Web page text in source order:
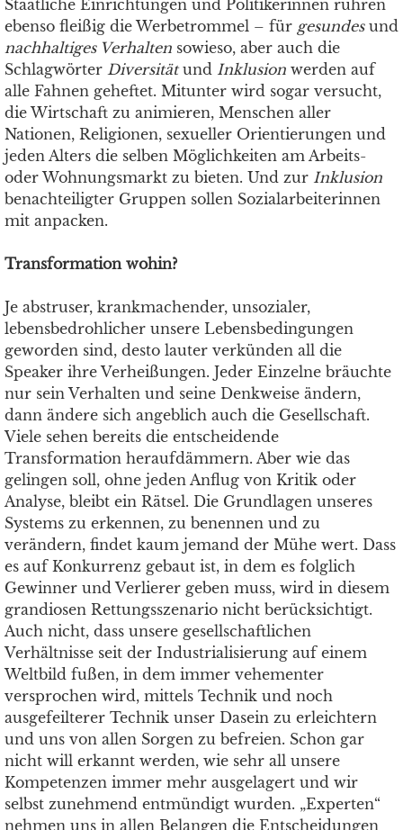
Staatliche Einrichtungen und Politikerinnen rühren
ebenso fleißig die Werbetrommel – für gesundes und
nachhaltiges Verhalten sowieso, aber auch die
Schlagwörter Diversitätund Inklusion werden auf
alle Fahnen geheftet. Mitunter wird sogar versucht,
die Wirtschaft zu animieren, Menschen aller
Nationen, Religionen, sexueller Orientierungen und
jeden Alters die selben Möglichkeiten am Arbeits-
oder Wohnungsmarkt zu bieten. Und zur Inklusion
benachteiligter Gruppen sollen Sozialarbeiterinnen
mit anpacken.
Transformation wohin?
Je abstruser, krankmachender, unsozialer,
lebensbedrohlicher unsere Lebensbedingungen
geworden sind, desto lauter verkünden all die
Speaker ihre Verheißungen. Jeder Einzelne bräuchte
nur sein Verhalten und seine Denkweise ändern,
dann ändere sich angeblich auch die Gesellschaft.
Viele sehen bereits die entscheidende
Transformation heraufdämmern. Aber wie das
gelingen soll, ohne jeden Anflug von Kritik oder
Analyse, bleibt ein Rätsel. Die Grundlagen unseres
Systems zu erkennen, zu benennen und zu
verändern, findet kaum jemand der Mühe wert. Dass
es auf Konkurrenz gebaut ist, in dem es folglich
Gewinner und Verlierer geben muss, wird in diesem
grandiosen Rettungsszenario nicht berücksichtigt.
Auch nicht, dass unsere gesellschaftlichen
Verhältnisse seit der Industrialisierung auf einem
Weltbild fußen, in dem immer vehementer
versprochen wird, mittels Technik und noch
ausgefeilterer Technik unser Dasein zu erleichtern
und uns von allen Sorgen zu befreien. Schon gar
nicht will erkannt werden, wie sehr all unsere
Kompetenzen immer mehr ausgelagert und wir
selbst zunehmend entmündigt wurden. „Experten“
nehmen uns in allen Belangen die Entscheidungen